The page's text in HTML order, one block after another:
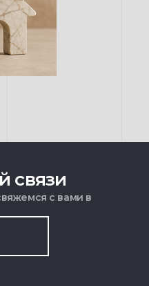
связи
с вами в